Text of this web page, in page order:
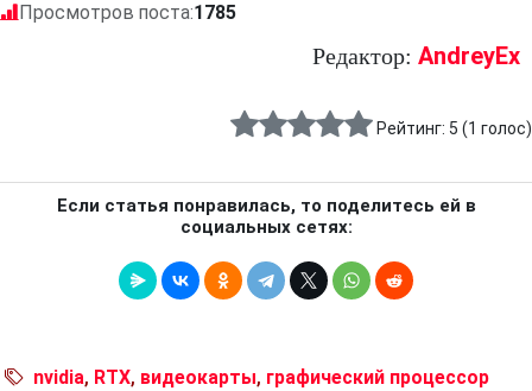
Просмотров поста:1785
Редактор: AndreyEx
Рейтинг: 5 (1 голос)
Если статья понравилась, то поделитесь ей в
социальных сетях:
nvidia, RTX, видеокарты, графический процессор